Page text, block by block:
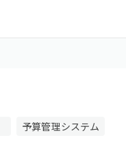
予算管理システム